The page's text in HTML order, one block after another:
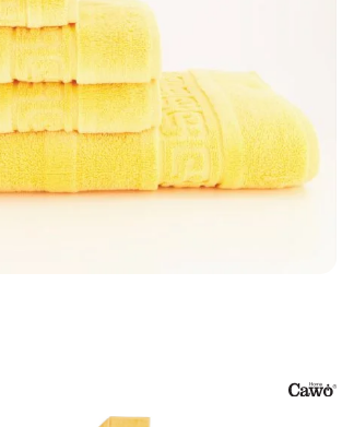
Bewertung von 4.79 von 5 Sternen